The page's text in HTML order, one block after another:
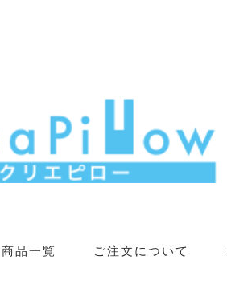
商品一覧 ご注文について